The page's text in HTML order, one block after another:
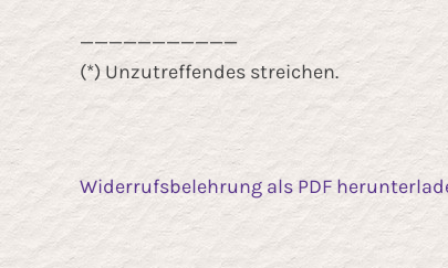
___________
(*) Unzutreffendes streichen.
Widerrufsbelehrung als PDF